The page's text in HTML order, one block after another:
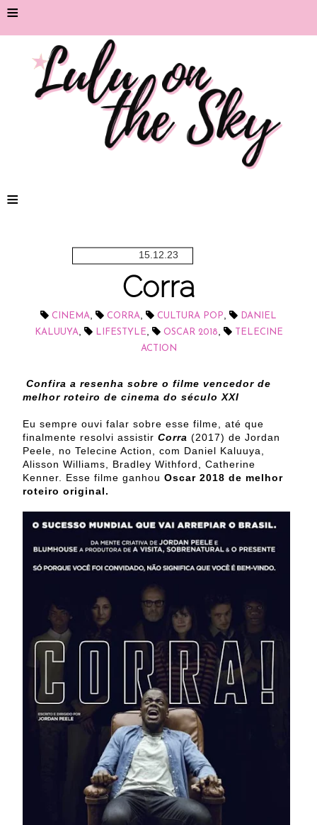
≡
≡
15.12.23
Corra
CINEMA, CORRA, CULTURA POP,
DANIEL
KALUUYA, LIFESTYLE, OSCAR 2018,
TELECINE
ACTION
Confira a resenha sobre o filme vencedor de
melhor roteiro de cinema do século XXI
Eu sempre ouvi falar sobre esse filme, até que
finalmente resolvi assistir Corra (2017) de Jordan
Peele, no Telecine Action, com Daniel Kaluuya,
Alisson Williams, Bradley Withford, Catherine
Kenner. Esse filme ganhou Oscar 2018 de melhor
roteiro original.